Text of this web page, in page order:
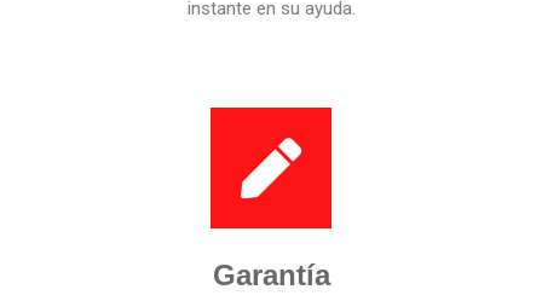
instante en su ayuda.
Garantía